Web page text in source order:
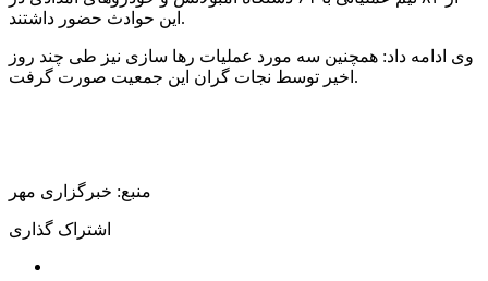
این حوادث حضور داشتند.
وی ادامه داد: همچنین سه مورد عملیات رها سازی نیز طی چند روز
اخیر توسط نجات گران این جمعیت صورت گرفت.
منبع: خبرگزاری مهر
اشتراک گذاری